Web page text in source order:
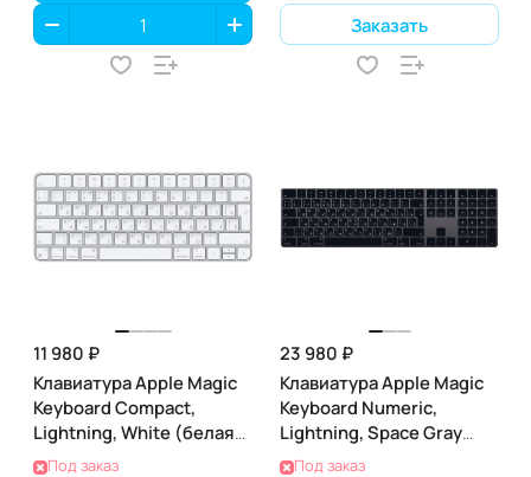
Заказать
11 980 ₽
Клавиатура Apple Magic
Keyboard Compact,
Lightning, White (белая)
(MK2A3)
Под заказ
23 980 ₽
Клавиатура Apple Magic
Keyboard Numeric,
Lightning, Space Gray
(тёмно-серая) (MRMH2)
Под заказ